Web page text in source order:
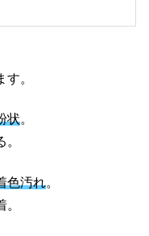
。
状。
色汚れ。